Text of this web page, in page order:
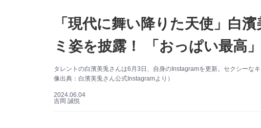
「現代に舞い降りた天使」白
ミ姿を披露！ 「おっぱい最高
タレントの白濱美兎さんは6月3日、自身のInstagramを更新。セクシーな
像出典：白濱美兎さん公式Instagramより）
2024.06.04
吉岡 誠悦